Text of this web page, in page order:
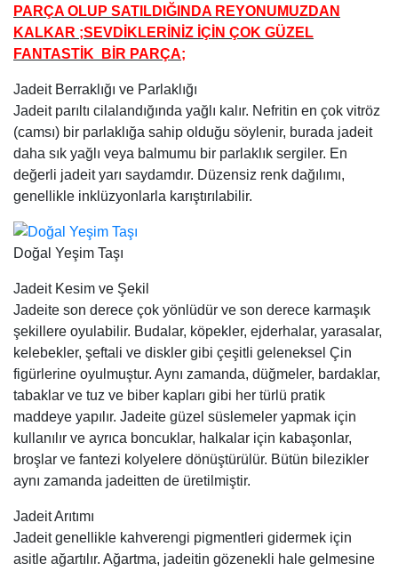
PARÇA OLUP SATILDIĞINDA REYONUMUZDAN
KALKAR ;SEVDİKLERİNİZ İÇİN ÇOK GÜZEL
FANTASTİK BİR PARÇA;
Jadeit Berraklığı ve Parlaklığı
Jadeit parıltı cilalandığında yağlı kalır. Nefritin en çok vitröz
(camsı) bir parlaklığa sahip olduğu söylenir, burada jadeit
daha sık yağlı veya balmumu bir parlaklık sergiler. En
değerli jadeit yarı saydamdır. Düzensiz renk dağılımı,
genellikle inklüzyonlarla karıştırılabilir.
Doğal Yeşim Taşı
Jadeit Kesim ve Şekil
Jadeite son derece çok yönlüdür ve son derece karmaşık
şekillere oyulabilir. Budalar, köpekler, ejderhalar, yarasalar,
kelebekler, şeftali ve diskler gibi çeşitli geleneksel Çin
figürlerine oyulmuştur. Aynı zamanda, düğmeler, bardaklar,
tabaklar ve tuz ve biber kapları gibi her türlü pratik
maddeye yapılır. Jadeite güzel süslemeler yapmak için
kullanılır ve ayrıca boncuklar, halkalar için kabaşonlar,
broşlar ve fantezi kolyelere dönüştürülür. Bütün bilezikler
aynı zamanda jadeitten de üretilmiştir.
Jadeit Arıtımı
Jadeit genellikle kahverengi pigmentleri gidermek için
asitle ağartılır. Ağartma, jadeitin gözenekli hale gelmesine